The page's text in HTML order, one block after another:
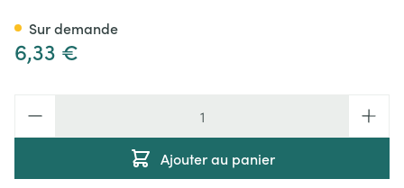
6,33 €
Ajouter au panier
Sur demande